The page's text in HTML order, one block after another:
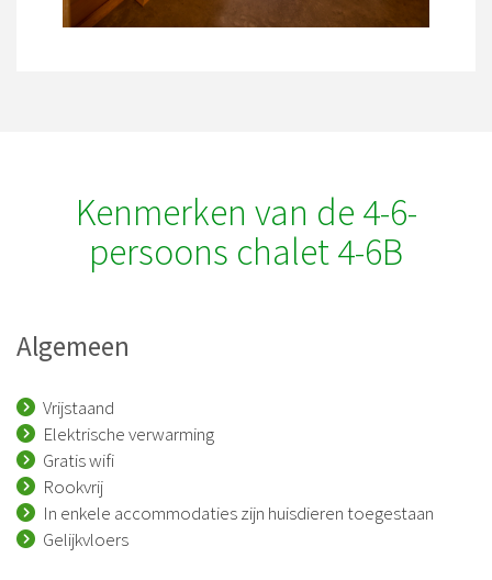
Kenmerken van de 4-6-
persoons chalet 4-6B
Algemeen
Vrijstaand
Elektrische verwarming
Gratis wifi
Rookvrij
In enkele accommodaties zijn huisdieren toegestaan
Gelijkvloers